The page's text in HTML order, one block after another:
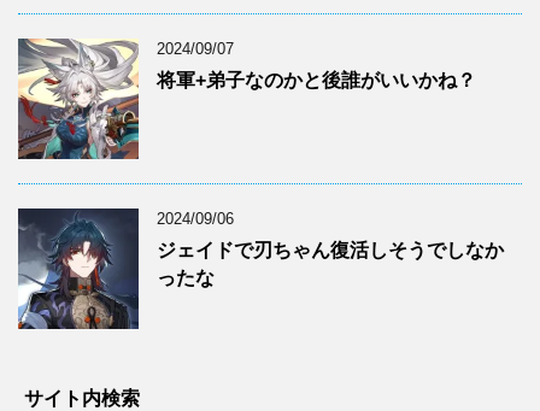
2024/09/07
将軍+弟子なのかと後誰がいいかね？
2024/09/06
ジェイドで刃ちゃん復活しそうでしなか
ったな
サイト内検索